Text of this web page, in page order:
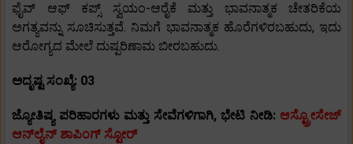
ಫೈವ್ ಆಫ್ ಕಪ್ಸ್ ಸ್ವಯಂ-ಆರೈಕೆ ಮತ್ತು ಭಾವನಾತ್ಮಕ ಚೇತರಿಕೆಯ
ಅಗತ್ಯವನ್ನು ಸೂಚಿಸುತ್ತವೆ. ನಿಮಗೆ ಭಾವನಾತ್ಮಕ ಹೊರೆಗಳಿರಬಹುದು, ಇದು
ಆರೋಗ್ಯದ ಮೇಲೆ ದುಷ್ಪರಿಣಾಮ ಬೀರಬಹುದು.
ಅದೃಷ್ಟ ಸಂಖ್ಯೆ: 03
ಜ್ಯೋತಿಷ್ಯ ಪರಿಹಾರಗಳು ಮತ್ತು ಸೇವೆಗಳಿಗಾಗಿ, ಭೇಟಿ ನೀಡಿ: ಆಸ್ಟ್ರೋಸೇಜ್
ಆನ್‌ಲೈನ್ ಶಾಪಿಂಗ್ ಸ್ಟೋರ್